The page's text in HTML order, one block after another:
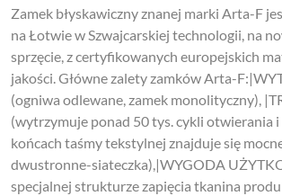
Zamek błyskawiczny znanej marki Arta-F
na Łotwie w Szwajcarskiej technologii, na
sprzęcie, z certyfikowanych europejskich
jakości. Główne zalety zamków Arta-
(ogniwa odlewane, zamek monolityczny),
(wytrzymuje ponad 50 tys. cykli otwierania i
końcach taśmy tekstylnej znajduje się
dwustronne-siateczka),|WYGODA
specjalnej strukturze zapięcia tkanina